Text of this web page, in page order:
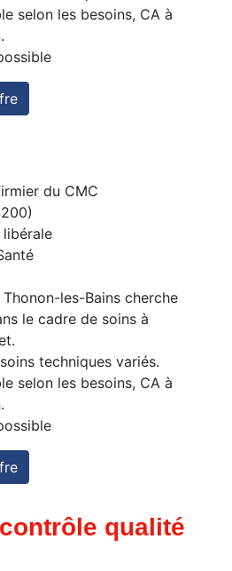
selon les besoins, CA à
du CMC
libérale
les-Bains cherche
le cadre de soins à
techniques variés.
selon les besoins, CA à
qualité